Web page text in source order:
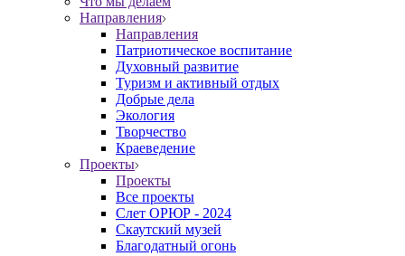
Направления
Направления
Патриотическое воспитание
Духовный развитие
Туризм и активный отдых
Добрые дела
Экология
Творчество
Краеведение
Проекты
Проекты
Все проекты
Слет ОРЮР - 2024
Скаутский музей
Благодатный огонь